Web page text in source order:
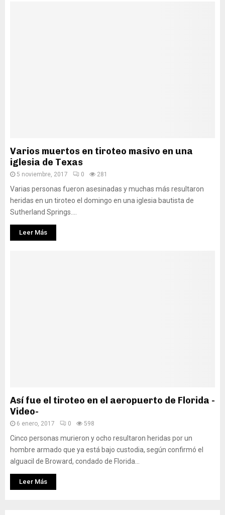
Varios muertos en tiroteo masivo en una
iglesia de Texas
5 noviembre, 2017 0 281
Varias personas fueron asesinadas y muchas más resultaron
heridas en un tiroteo el domingo en una iglesia bautista de
Sutherland Springs....
Leer Más
Así fue el tiroteo en el aeropuerto de Florida -
Video-
6 enero, 2017 0 598
Cinco personas murieron y ocho resultaron heridas por un
hombre armado que ya está bajo custodia, según confirmó el
alguacil de Broward, condado de Florida...
Leer Más